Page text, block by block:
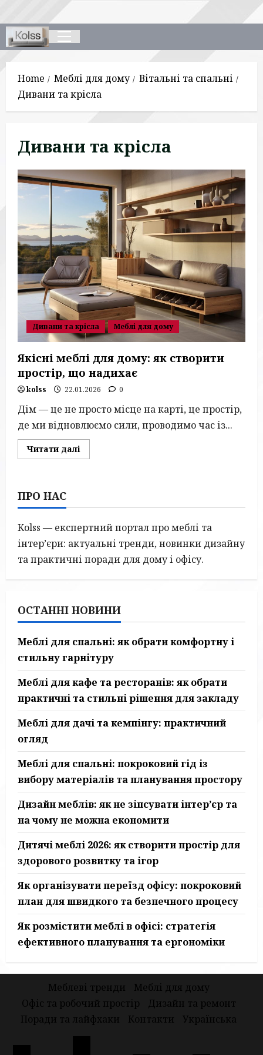
to
content
Primary
Home Меблі для дому
Вітальні та спальні
Дивани та крісла
Дивани та крісла
Дивани та крісла Меблі для дому
Якісні меблі для дому: як створити
простір, що надихає
kolss 22.01.2026 0
Дім — це не просто місце на карті, це простір,
де ми відновлюємо сили, проводимо час із...
Читати далі
more
як
простір,
що
надихає
ПРО НАС
Kolss — експертний портал про меблі та
інтер’єри: актуальні тренди, новинки дизайну
та практичні поради для дому і офісу.
ОСТАННІ НОВИНИ
Меблі для спальні: як обрати комфортну і
стильну гарнітуру
Меблі для кафе та ресторанів: як обрати
практичні та стильні рішення для закладу
Меблі для дачі та кемпінгу: практичний
огляд
Меблі для спальні: покроковий гід із
вибору матеріалів та планування простору
Дизайн меблів: як не зіпсувати інтер’єр та
на чому не можна економити
Дитячі меблі 2026: як створити простір для
здорового розвитку та ігор
Як організувати переїзд офісу: покроковий
план для швидкого та безпечного процесу
Як розмістити меблі в офісі: стратегія
ефективного планування та ергономіки
Меблеві тренди
Меблі для дому
Офіс та робочий простір
Дизайн та ремонт
Поради та лайфхаки
Контакти Українська